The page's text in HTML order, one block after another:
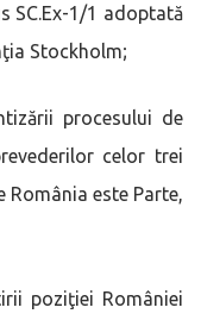
SC.Ex-1/1 adoptată
Stockholm;
procesului de
celor trei
România este Parte,
poziţiei României